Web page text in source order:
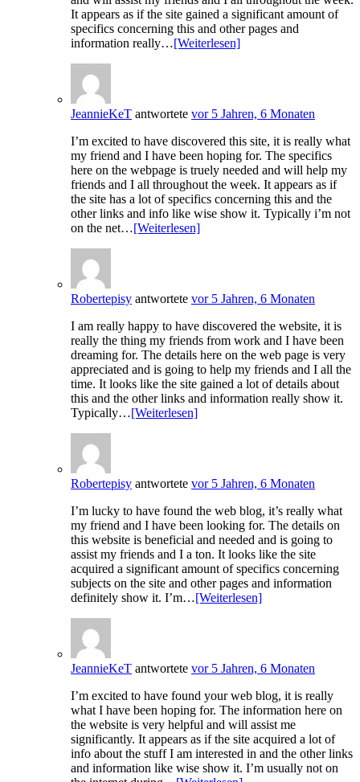
It appears as if the site gained a significant amount of
specifics concerning this and other pages and
information really…[Weiterlesen]
JeannieKeT antwortete vor 5 Jahren, 6 Monaten
I’m excited to have discovered this site, it is really what
my friend and I have been hoping for. The specifics
here on the webpage is truely needed and will help my
friends and I all throughout the week. It appears as if
the site has a lot of specifics concerning this and the
other links and info like wise show it. Typically i’m not
on the net…[Weiterlesen]
Robertepisy antwortete vor 5 Jahren, 6 Monaten
I am really happy to have discovered the website, it is
really the thing my friends from work and I have been
dreaming for. The details here on the web page is very
appreciated and is going to help my friends and I all the
time. It looks like the site gained a lot of details about
this and the other links and information really show it.
Typically…[Weiterlesen]
Robertepisy antwortete vor 5 Jahren, 6 Monaten
I’m lucky to have found the web blog, it’s really what
my friend and I have been looking for. The details on
this website is beneficial and needed and is going to
assist my friends and I a ton. It looks like the site
acquired a significant amount of specifics concerning
subjects on the site and other pages and information
definitely show it. I’m…[Weiterlesen]
JeannieKeT antwortete vor 5 Jahren, 6 Monaten
I’m excited to have found your web blog, it is really
what I have been hoping for. The information here on
the website is very helpful and will assist me
significantly. It appears as if the site acquired a lot of
info about the stuff I am interested in and the other links
and information like wise show it. I’m usually not on